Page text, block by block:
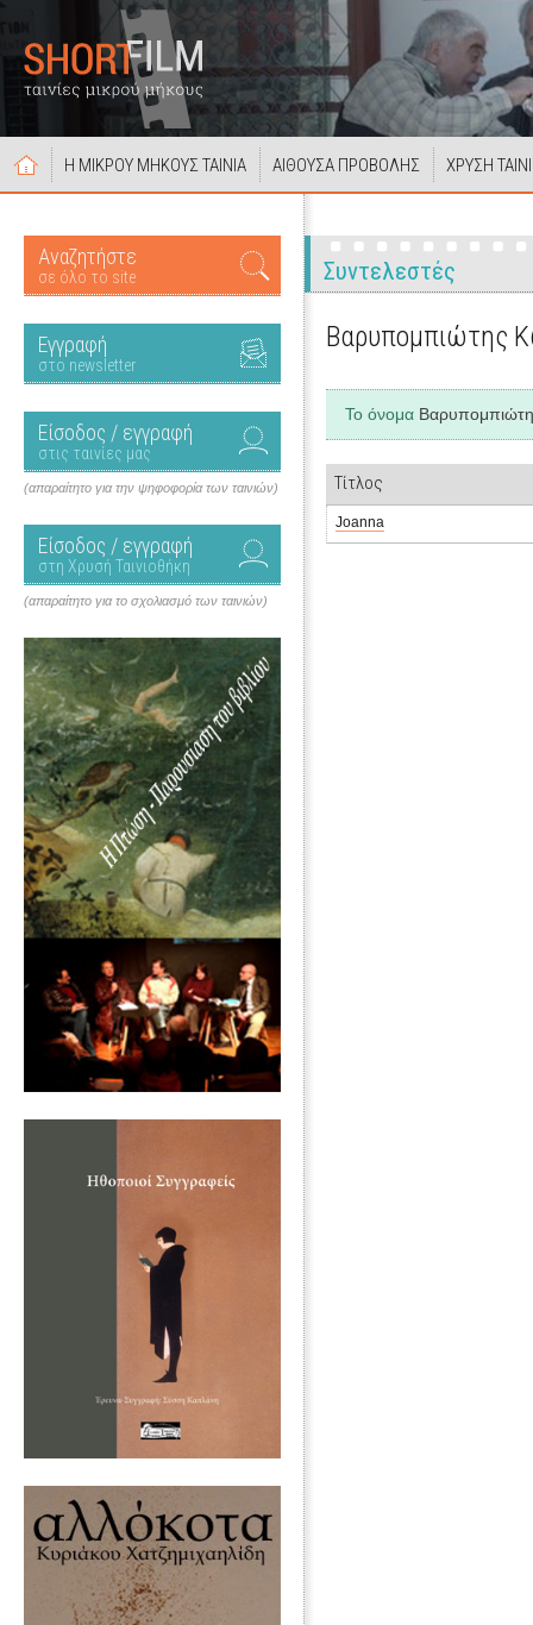
Η ΜΙΚΡΟΥ ΜΗΚΟΥΣ ΤΑΙΝΙΑ ΑΙΘΟΥΣΑ ΠΡΟΒΟΛΗΣ ΧΡΥΣΗ
Αναζητήστε
σε όλο το site
Εγγραφή
στο newsletter
Είσοδος / εγγραφή
στις ταινίες μας
(απαραίτητο για την ψηφοφορία των ταινιών)
Είσοδος / εγγραφή
στη Χρυσή Ταινιοθήκη
(απαραίτητο για το σχολιασμό των ταινιών)
Συντελεστές
Βαρυπομπιώτης
Το όνομα
Τίτλος
Joanna